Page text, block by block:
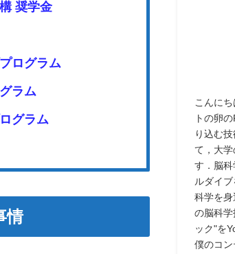
奨学金
ログラム
ラム
グラム
情
こんに
トの卵
り込む
て，大
す．脳
ルダイ
科学を
の脳科
ック"を
僕のコ